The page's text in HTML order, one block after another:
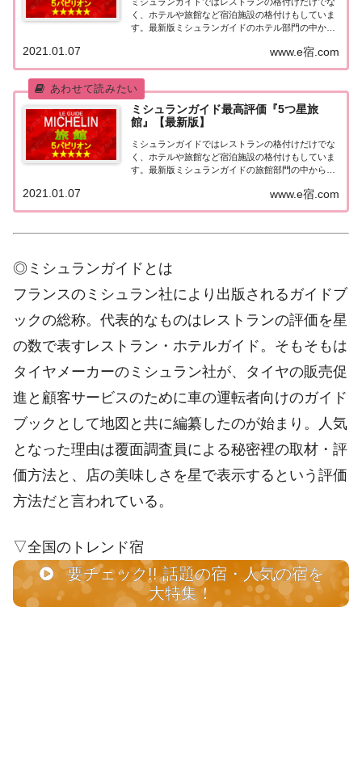
く、ホテルや旅館など宿泊施設の格付けもしていま
す。最新版ミシュランガイドのホテル部門の中から
をまとめてみました♪ いずれのホテルも人気ランキ
ングなどで常に上位を賑わす有名ホテル。各ホテル
の...
www.e宿.com
2021.01.07
ミシュランガイド最高評価『5つ星旅
館』【最新版】
ミシュランガイドではレストランの格付けだけでな
く、ホテルや旅館など宿泊施設の格付けもしていま
す。最新版ミシュランガイドの旅館部門の中から最
とめてみました♪ いずれも人気ランキングなどで常
に上位を賑わす有名旅館。各旅館の情報と口コミ評
www.e宿.com
2021.01.07
◎ミシュランガイドとは
フランスのミシュラン社により出版されるガイドブ
ックの総称。代表的なものはレストランの評価を星
の数で表すレストラン・ホテルガイド。そもそもは
タイヤメーカーのミシュラン社が、タイヤの販売促
進と顧客サービスのために車の運転者向けのガイド
ブックとして地図と共に編纂したのが始まり。人気
となった理由は覆面調査員による秘密裡の取材・評
価方法と、店の美味しさを星で表示するという評価
方法だと言われている。
▽全国のトレンド宿
要チェック!! 話題の宿・人気の宿を
大特集！